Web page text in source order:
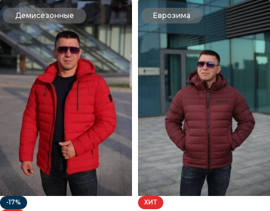
Демисезонные
-17%
Еврозима
ХИТ